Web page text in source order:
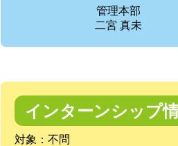
管理本部
二宮 真未
インターンシップ
対象：不問